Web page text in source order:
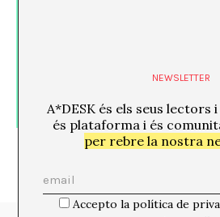
NEWSLETTER
A*DESK és els seus lectors
és plataforma i és
per rebre la nostra
Accepto la política de